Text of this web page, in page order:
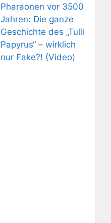
Pharaonen vor 3500
Jahren: Die ganze
Geschichte des „Tulli
Papyrus“ – wirklich
nur Fake?! (Video)